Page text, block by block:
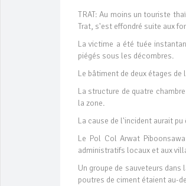
TRAT: Au moins un touriste
Trat, s'est effondré suite aux
La victime a été tuée
piégés sous les décombres.
Le bâtiment de deux étages
La structure de quatre
la zone.
La cause de l'incident aurait
Le Pol Col Arwat
administratifs locaux et aux
Un groupe de sauveteurs
poutres de ciment étaient au-